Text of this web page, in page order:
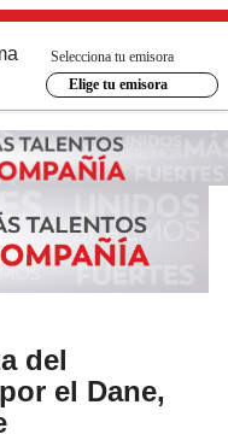
Selecciona tu emisora
Elige tu emisora
del
el Dane,